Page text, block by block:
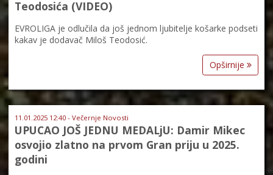
Teodosića (VIDEO)
EVROLIGA je odlučila da još jednom ljubitelje košarke podseti
kakav je dodavač Miloš Teodosić.
Opširnije
11.01.2025 12:40 - Večernje Novosti
UPUCAO JOŠ JEDNU MEDALjU: Damir Mikec
osvojio zlatno na prvom Gran priju u 2025.
godini